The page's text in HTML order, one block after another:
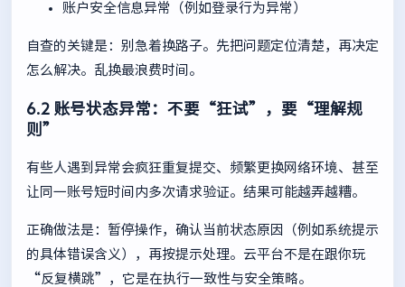
账户安全信息异常（例如登录行为异常）
自查的关键是：别急着换路子。先把问题定位清楚，再决定
怎么解决。乱换最浪费时间。
6.2 账号状态异常：不要“狂试”，要“理解规
则”
有些人遇到异常会疯狂重复提交、频繁更换网络环境、甚至
让同一账号短时间内多次请求验证。结果可能越弄越糟。
正确做法是：暂停操作，确认当前状态原因（例如系统提示
的具体错误含义），再按提示处理。云平台不是在跟你玩
“反复横跳”，它是在执行一致性与安全策略。